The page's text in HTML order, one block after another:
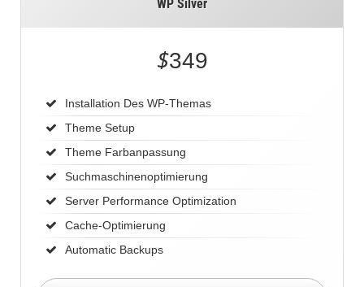
WP Silver
$349
Installation Des WP-Themas
Theme Setup
Theme Farbanpassung
Suchmaschinenoptimierung
Server Performance Optimization
Cache-Optimierung
Automatic Backups